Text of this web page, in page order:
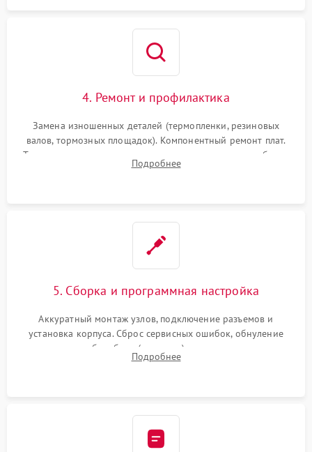
4. Ремонт и профилактика
Замена изношенных деталей (термопленки, резиновых
валов, тормозных площадок). Компонентный ремонт плат.
Тщательная очистка тракта печати, контактов и линз блока
лазера (LSU) от просыпанного тонера и пыли.
Подробнее
5. Сборка и программная настройка
Аккуратный монтаж узлов, подключение разъемов и
установка корпуса. Сброс сервисных ошибок, обнуление
счетчиков абсорбера (памперса) или узла переноса,
обновление прошивки и программная калибровка аппарата.
Подробнее